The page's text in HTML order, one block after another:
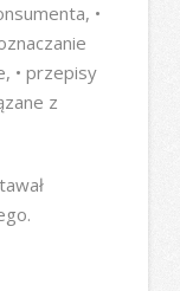
•
• przepisy
z